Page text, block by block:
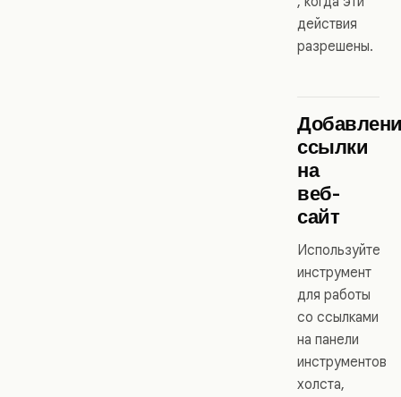
действия
разрешены.
ссылки
на
веб-
сайт
Используйте
инструмент
для работы
со ссылками
на панели
инструментов
холста,